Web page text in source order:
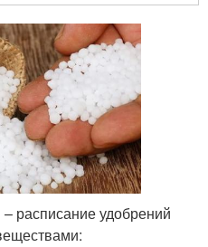
расписание удобрений